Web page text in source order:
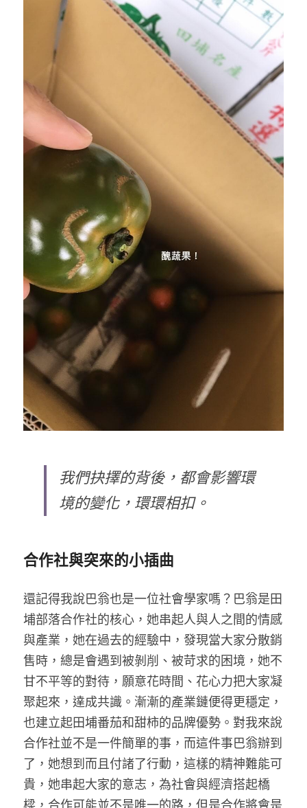
我們抉擇的背後，都會影響環
境的變化，環環相扣。
合作社與突來的小插曲
還記得我說巴翁也是一位社會學家嗎？巴翁是田
埔部落合作社的核心，她串起人與人之間的情感
與產業，她在過去的經驗中，發現當大家分散銷
售時，總是會遇到被剝削、被苛求的困境，她不
甘不平等的對待，願意花時間、花心力把大家凝
聚起來，達成共識。漸漸的產業鏈便得更穩定，
也建立起田埔番茄和甜柿的品牌優勢。對我來說
合作社並不是一件簡單的事，而這件事巴翁辦到
了，她想到而且付諸了行動，這樣的精神難能可
貴，她串起大家的意志，為社會與經濟搭起橋